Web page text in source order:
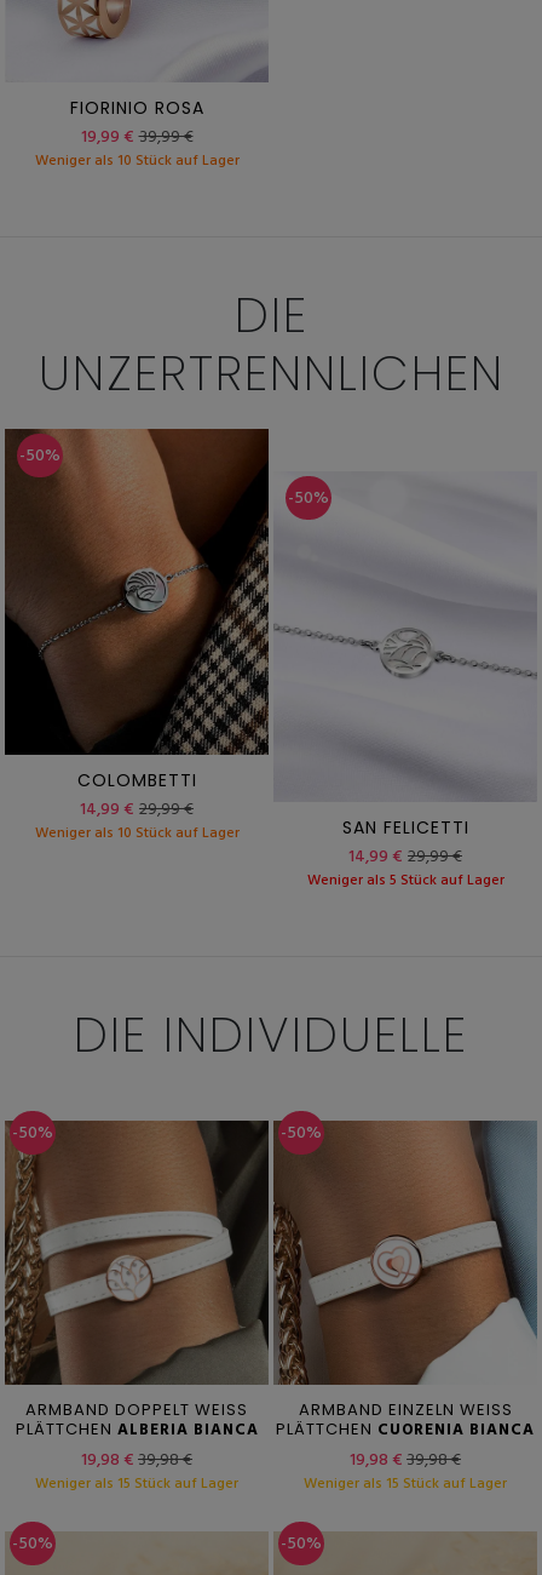
FIORINIO ROSA
19,99 €39,99 €
Weniger als 10 Stück auf Lager
DIE
UNZERTRENNLICHEN
-50%
COLOMBETTI
14,99 € 29,99 €
Weniger als 10 Stück auf Lager
-50%
SAN FELICETTI
14,99 € 29,99 €
Weniger als 5 Stück auf Lager
DIE INDIVIDUELLE
-50%
ARMBAND DOPPELT WEISS
PLÄTTCHEN ALBERIA BIANCA
19,98 €39,98 €
Weniger als 15 Stück auf Lager
-50%
ARMBAND EINZELN WEISS
PLÄTTCHEN CUORENIA BIANCA
19,98 €39,98 €
Weniger als 15 Stück auf Lager
-50% -50%